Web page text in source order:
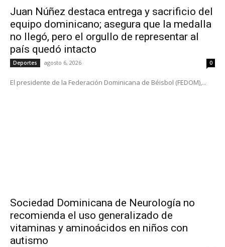
Juan Núñez destaca entrega y sacrificio del
equipo dominicano; asegura que la medalla
no llegó, pero el orgullo de representar al
país quedó intacto
Deportes agosto 6, 2026 0
El presidente de la Federación Dominicana de Béisbol (FEDOM),...
Sociedad Dominicana de Neurología no
recomienda el uso generalizado de
vitaminas y aminoácidos en niños con
autismo